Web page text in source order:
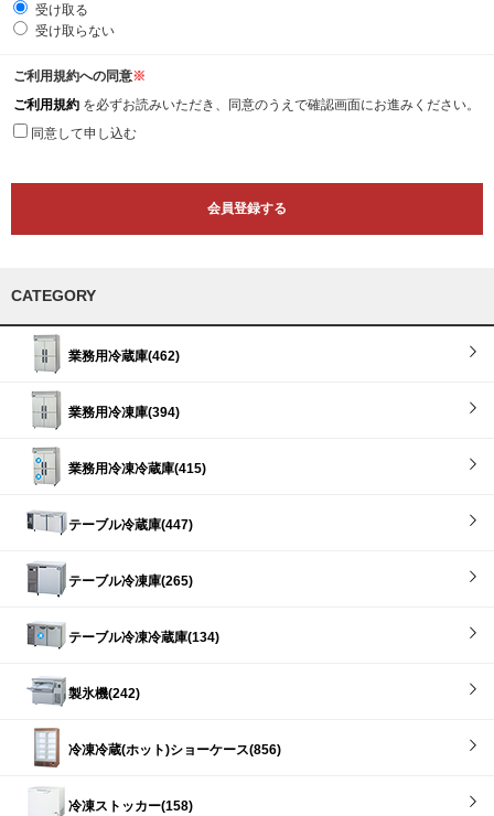
受け取る
受け取らない
ご利用規約への同意※
ご利用規約 を必ずお読みいただき、同意のうえで確認画面にお進みください。
同意して申し込む
CATEGORY
業務用冷蔵庫(462)
業務用冷凍庫(394)
業務用冷凍冷蔵庫(415)
テーブル冷蔵庫(447)
テーブル冷凍庫(265)
テーブル冷凍冷蔵庫(134)
製氷機(242)
冷凍冷蔵(ホット)ショーケース(856)
冷凍ストッカー(158)